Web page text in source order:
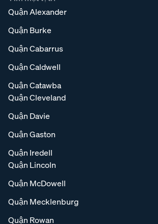
Quận Alexander
Quận Burke
Quận Cabarrus
Quận Caldwell
Quận Catawba
Quận Cleveland
Quận Davie
Quận Gaston
Quận Iredell
Quận Lincoln
Quận McDowell
Quận Mecklenburg
Quận Rowan